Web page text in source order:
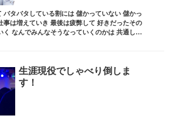
バタバタしている割には 儲かっていない 儲かっ
事は増えていき 最後は疲弊して 好きだったその
く なんでみんなそうなっていくのかは 共通した
生涯現役でしゃべり倒しま
す！